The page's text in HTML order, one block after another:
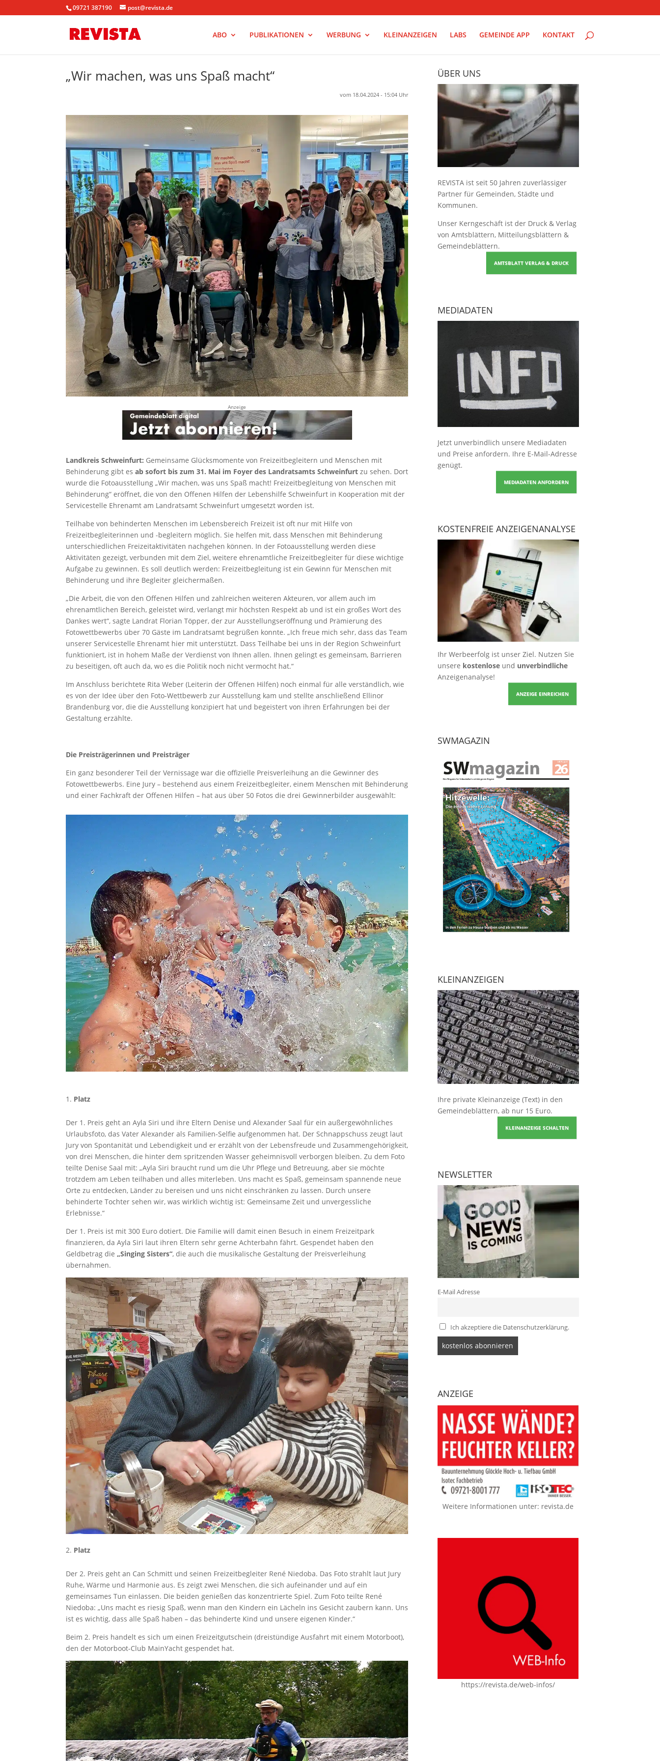
09721 387190 post@revista.de
ABO PUBLIKATIONEN WERBUNG KLEINANZEIGEN LABS GEMEINDE APP KONTAKT
„Wir machen, was uns Spaß macht“
vom 18.04.2024 - 15:04 Uhr
Anzeige
Landkreis Schweinfurt: Gemeinsame Glücksmomente von Freizeit­begleitern und Menschen mit
Behinderung gibt esab sofort bis zum 31. Mai im Foyer des Landratsamts Schweinfurt zu sehen. Dort
wurde die Fotoausstellung „Wir machen, was uns Spaß macht! Freizeitbegleitung von Menschen mit
Behinderung“ eröffnet, die von den Offenen Hilfen der Lebenshilfe Schweinfurt in Kooperation mit der
Servicestelle Ehrenamt am Landratsamt Schweinfurt umgesetzt worden ist.
Teilhabe von behinderten Menschen im Lebensbereich Freizeit ist oft nur mit Hilfe von
Freizeitbegleiterinnen und -begleitern möglich. Sie helfen mit, dass Menschen mit Behinderung
unterschiedlichen Freizeitaktivitäten nachgehen können. In der Fotoausstellung werden diese
Aktivitäten gezeigt, verbunden mit dem Ziel, weitere ehrenamtliche Freizeitbegleiter für diese wichtige
Aufgabe zu gewinnen. Es soll deutlich werden: Freizeitbegleitung ist ein Gewinn für Menschen mit
Behinderung und ihre Begleiter gleichermaßen.
„Die Arbeit, die von den Offenen Hilfen und zahlreichen weiteren Akteuren, vor allem auch im
ehrenamtlichen Bereich, geleistet wird, verlangt mir höchsten Respekt ab und ist ein großes Wort des
Dankes wert“, sagte Landrat Florian Töpper, der zur Ausstellungseröffnung und Prämierung des
Fotowettbewerbs über 70 Gäste im Landratsamt begrüßen konnte. „Ich freue mich sehr, dass das Team
unserer Servicestelle Ehrenamt hier mit unterstützt. Dass Teilhabe bei uns in der Region Schweinfurt
funktioniert, ist in hohem Maße der Verdienst von Ihnen allen. Ihnen gelingt es gemeinsam, Barrieren
zu beseitigen, oft auch da, wo es die Politik noch nicht vermocht hat.“
Im Anschluss berichtete Rita Weber (Leiterin der Offenen Hilfen) noch einmal für alle verständlich, wie
es von der Idee über den Foto-Wettbewerb zur Ausstellung kam und stellte anschließend Ellinor
Brandenburg vor, die die Ausstellung konzipiert hat und begeistert von ihren Erfahrungen bei der
Gestaltung erzählte.
Die Preisträgerinnen und Preisträger
Ein ganz besonderer Teil der Vernissage war die offizielle Preisverleihung an die Gewinner des
Fotowettbewerbs. Eine Jury – bestehend aus einem Freizeitbegleiter, einem Menschen mit Behinderung
und einer Fachkraft der Offenen Hilfen – hat aus über 50 Fotos die drei Gewinnerbilder ausgewählt:
Platz
Der 1. Preis geht an Ayla Siri und ihre Eltern Denise und Alexander Saal für ein außergewöhnliches
Urlaubsfoto, das Vater Alexander als Familien-Selfie aufgenommen hat. Der Schnappschuss zeugt laut
Jury von Spontanität und Lebendigkeit und er erzählt von der Lebensfreude und Zusammengehörigkeit,
von drei Menschen, die hinter dem spritzenden Wasser geheimnisvoll verborgen bleiben. Zu dem Foto
teilte Denise Saal mit: „Ayla Siri braucht rund um die Uhr Pflege und Betreuung, aber sie möchte
trotzdem am Leben teilhaben und alles miterleben. Uns macht es Spaß, gemeinsam spannende neue
Orte zu entdecken, Länder zu bereisen und uns nicht einschränken zu lassen. Durch unsere
behinderte Tochter sehen wir, was wirklich wichtig ist: Gemeinsame Zeit und unvergessliche
Erlebnisse.“
Der 1. Preis ist mit 300 Euro dotiert. Die Familie will damit einen Besuch in einem Freizeitpark
finanzieren, da Ayla Siri laut ihren Eltern sehr gerne Achterbahn fährt. Gespendet haben den
Geldbetrag die „Singing Sisters“, die auch die musikalische Gestaltung der Preisverleihung
übernahmen.
Platz
Der 2. Preis geht an Can Schmitt und seinen Freizeitbegleiter René Niedoba. Das Foto strahlt laut Jury
Ruhe, Wärme und Harmonie aus. Es zeigt zwei Menschen, die sich aufeinander und auf ein
gemeinsames Tun einlassen. Die beiden genießen das konzentrierte Spiel. Zum Foto teilte René
Niedoba: „Uns macht es riesig Spaß, wenn man den Kindern ein Lächeln ins Gesicht zaubern kann. Uns
ist es wichtig, dass alle Spaß haben – das behinderte Kind und unsere eigenen Kinder.“
Beim 2. Preis handelt es sich um einen Freizeitgutschein (dreistündige Ausfahrt mit einem Motorboot),
den der Motorboot-Club MainYacht gespendet hat.
ÜBER UNS
REVISTA ist seit 50 Jahren zuverlässiger
Partner für Gemeinden, Städte und
Kommunen.
Unser Kerngeschäft ist der Druck & Verlag
von Amtsblättern, Mitteilungsblättern &
Gemeindeblättern.
AMTSBLATT VERLAG & DRUCK
MEDIADATEN
Jetzt unverbindlich unsere Mediadaten
und Preise anfordern. Ihre E-Mail-Adresse
genügt.
MEDIADATEN ANFORDERN
KOSTENFREIE ANZEIGENANALYSE
Ihr Werbeerfolg ist unser Ziel. Nutzen Sie
unsere kostenloseund unverbindliche
Anzeigenanalyse!
ANZEIGE EINREICHEN
SWMAGAZIN
KLEINANZEIGEN
Ihre private Kleinanzeige (Text) in den
Gemeindeblättern, ab nur 15 Euro.
KLEINANZEIGE SCHALTEN
NEWSLETTER
E-Mail Adresse
Ich akzeptiere die Datenschutzerklärung.
ANZEIGE
Weitere Informationen unter: revista.de
https://revista.de/web-infos/